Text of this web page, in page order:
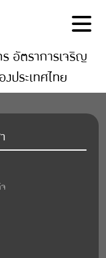
อัตราการเจริญ
ประเทศไทย